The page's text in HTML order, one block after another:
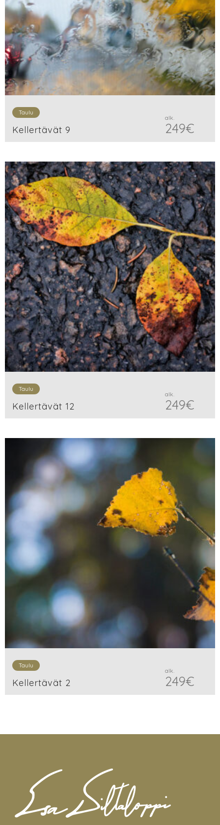
Taulu
Kellertävät 9
alk.
249€
Taulu
Kellertävät 12
alk.
249€
Taulu
Kellertävät 2
alk.
249€